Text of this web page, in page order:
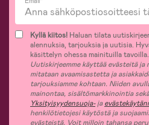
Kyllä kiitos! Haluan tilata
alennuksia, tarjouksia ja uutisia.
käsittelyn ohessa mainituilla tavoilla.
Uutiskirjeemme käyttää evästeitä
mitataan avaamisastetta ja
tarjouksiamme kohtaan. Niiden
mainontaa, sisältömarkkinointia
Yksityisyydensuoja-ja
henkilötietojesi käytöstä ja
evästeistä. Voit milloin tahansa